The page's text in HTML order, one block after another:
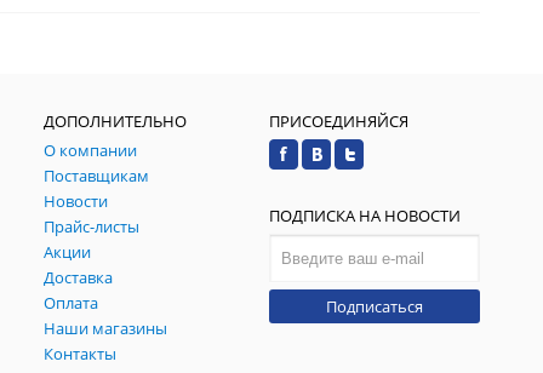
ДОПОЛНИТЕЛЬНО
О компании
Поставщикам
Новости
Прайс-листы
Акции
Доставка
Оплата
Наши магазины
Контакты
ПРИСОЕДИНЯЙСЯ
ПОДПИСКА НА НОВОСТИ
Подписаться